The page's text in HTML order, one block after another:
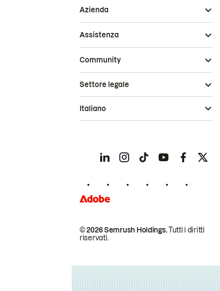
Azienda
Assistenza
Community
© 2026 Semrush Holdings.Tutti i diritti
riservati.
Settore legale
Italiano